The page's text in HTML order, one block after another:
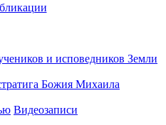
Видеозаписи